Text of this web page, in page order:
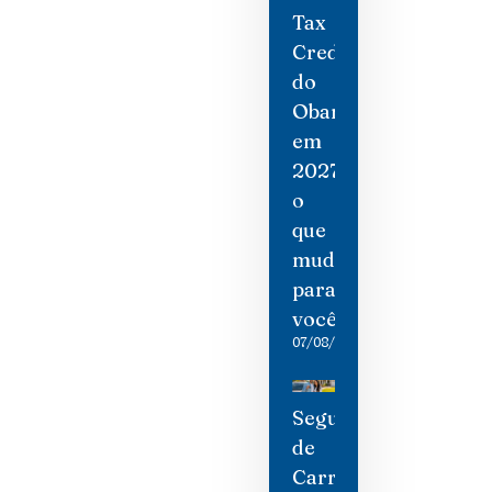
Tax
Credit
do
Obamacare
em
2027:
o
que
mudou
para
você
07/08/2026
Seguro
de
Carro